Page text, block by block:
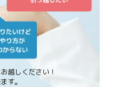
越しください！
す。